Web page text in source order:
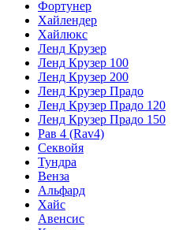
Фортунер
Хайлендер
Хайлюкс
Ленд Крузер
Ленд Крузер 100
Ленд Крузер 200
Ленд Крузер Прадо
Ленд Крузер Прадо 120
Ленд Крузер Прадо 150
Рав 4 (Rav4)
Секвойя
Тундра
Венза
Альфард
Хайс
Авенсис